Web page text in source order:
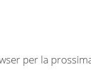
per la